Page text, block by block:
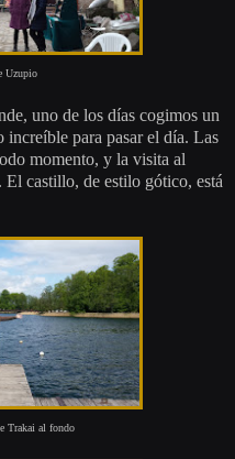
Uzupio
uno de los días cogimos un
increíble para pasar el día. Las
momento, y la visita al
castillo, de estilo gótico, está
Trakai al fondo